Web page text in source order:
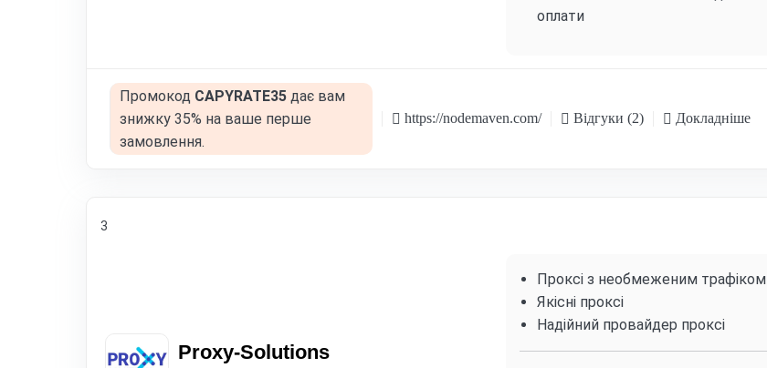
оплати
Промокод CAPYRATE35 дає вам
знижку 35% на ваше перше
замовлення.
https://nodemaven.com/ Відгуки (2) Докладніше
3
Proxy-Solutions
Проксі з необмеженим трафіком
Якісні проксі
Надійний провайдер проксі